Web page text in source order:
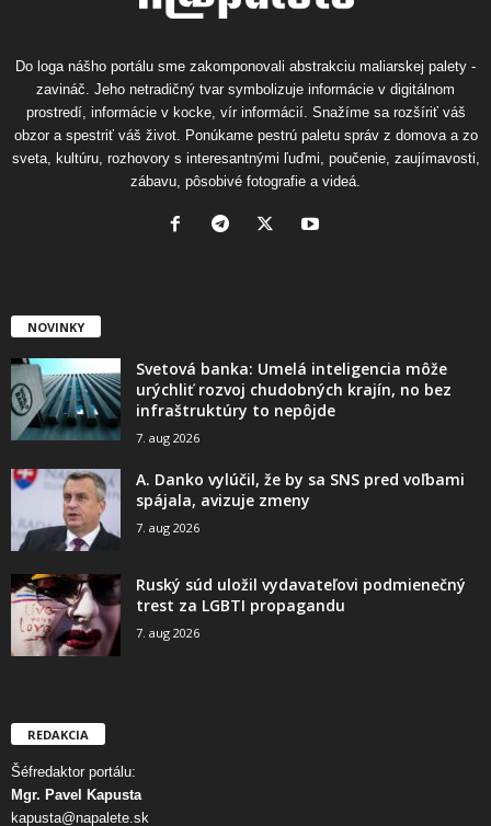
Do loga nášho portálu sme zakomponovali abstrakciu maliarskej palety -
zavináč. Jeho netradičný tvar symbolizuje informácie v digitálnom
prostredí, informácie v kocke, vír informácií. Snažíme sa rozšíriť váš
obzor a spestriť váš život. Ponúkame pestrú paletu správ z domova a zo
sveta, kultúru, rozhovory s interesantnými ľuďmi, poučenie, zaujímavosti,
zábavu, pôsobivé fotografie a videá.
NOVINKY
Svetová banka: Umelá inteligencia môže
urýchliť rozvoj chudobných krajín, no bez
infraštruktúry to nepôjde
7. aug 2026
A. Danko vylúčil, že by sa SNS pred voľbami
spájala, avizuje zmeny
7. aug 2026
Ruský súd uložil vydavateľovi podmienečný
trest za LGBTI propagandu
7. aug 2026
REDAKCIA
Šéfredaktor portálu:
Mgr. Pavel Kapusta
kapusta@napalete.sk